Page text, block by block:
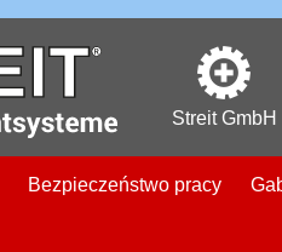
Streit GmbH
Bezpieczeństwo pracy